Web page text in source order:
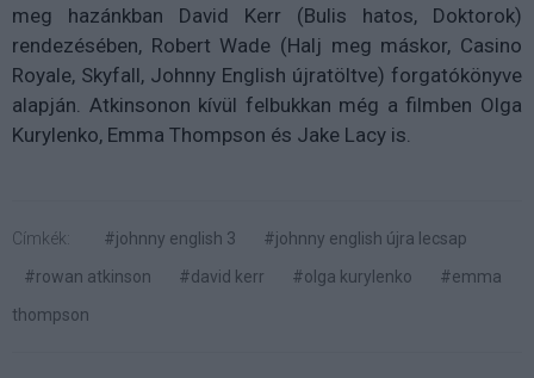
meg hazánkban David Kerr (Bulis hatos, Doktorok)
rendezésében, Robert Wade (Halj meg máskor, Casino
Royale, Skyfall, Johnny English újratöltve) forgatókönyve
alapján. Atkinsonon kívül felbukkan még a filmben Olga
Kurylenko, Emma Thompson és Jake Lacy is.
Címkék: #johnny english 3
#johnny english újra lecsap
#rowan atkinson
#david kerr #olga kurylenko
#emma
thompson